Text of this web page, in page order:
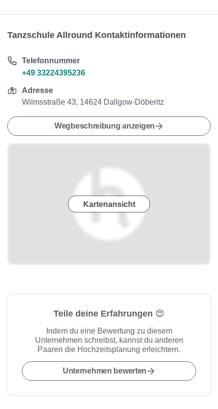
Tanzschule Allround Kontaktinformationen
Telefonnummer
+49 33224395236
Adresse
Wilmsstraße 43, 14624 Dallgow-Döberitz
Wegbeschreibung anzeigen
Kartenansicht
Teile deine Erfahrungen 😍
Indem du eine Bewertung zu diesem
Unternehmen schreibst, kannst du anderen
Paaren die Hochzeitsplanung erleichtern.
Unternehmen bewerten